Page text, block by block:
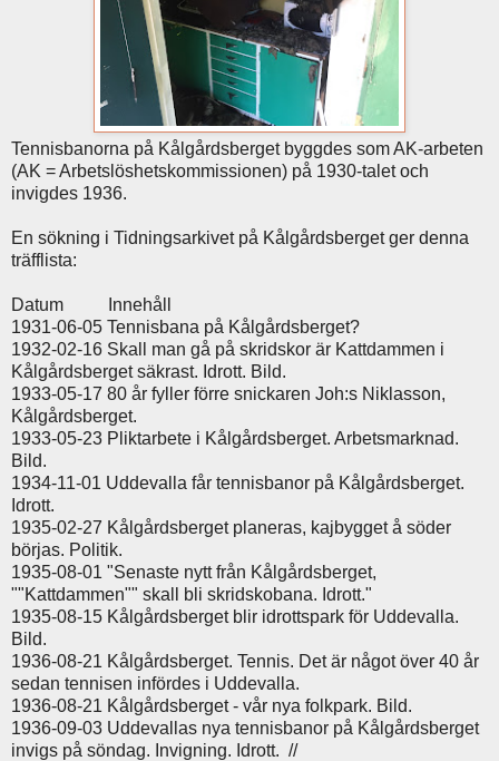
Tennisbanorna på Kålgårdsberget byggdes som AK-arbeten
(AK = Arbetslöshetskommissionen) på 1930-talet och
invigdes 1936.
En sökning i Tidningsarkivet på Kålgårdsberget ger denna
träfflista:
Datum
Innehåll
1931-06-05 Tennisbana på Kålgårdsberget?
1932-02-16 Skall man gå på skridskor är Kattdammen i
Kålgårdsberget säkrast. Idrott. Bild.
1933-05-17 80 år fyller förre snickaren Joh:s Niklasson,
Kålgårdsberget.
1933-05-23 Pliktarbete i Kålgårdsberget. Arbetsmarknad.
Bild.
1934-11-01 Uddevalla får tennisbanor på Kålgårdsberget.
Idrott.
1935-02-27 Kålgårdsberget planeras, kajbygget å söder
börjas. Politik.
1935-08-01 "Senaste nytt från Kålgårdsberget,
""Kattdammen"" skall bli skridskobana. Idrott."
1935-08-15 Kålgårdsberget blir idrottspark för Uddevalla.
Bild.
1936-08-21 Kålgårdsberget. Tennis. Det är något över 40 år
sedan tennisen infördes i Uddevalla.
1936-08-21 Kålgårdsberget - vår nya folkpark. Bild.
1936-09-03 Uddevallas nya tennisbanor på Kålgårdsberget
invigs på söndag. Invigning. Idrott. //